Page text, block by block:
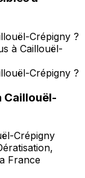
Crépigny ?
à Caillouël-
Crépigny ?
Caillouël-
Crépigny
France